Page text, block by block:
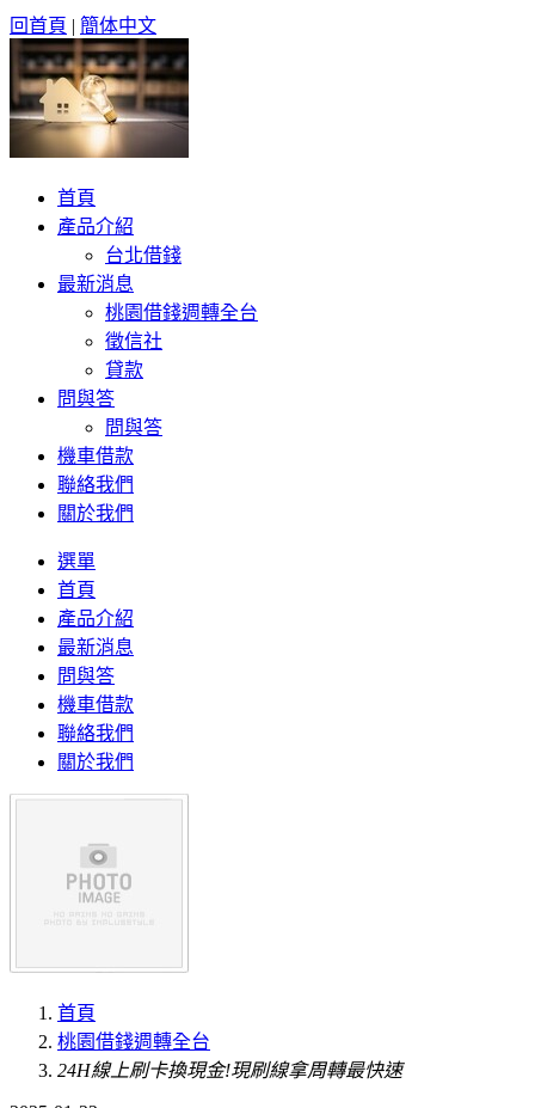
回首頁 | 簡体中文
首頁
產品介紹
台北借錢
最新消息
桃園借錢週轉全台
徵信社
貸款
問與答
問與答
機車借款
聯絡我們
關於我們
選單
首頁
產品介紹
最新消息
問與答
機車借款
聯絡我們
關於我們
首頁
桃園借錢週轉全台
24H線上刷卡換現金!現刷線拿周轉最快速